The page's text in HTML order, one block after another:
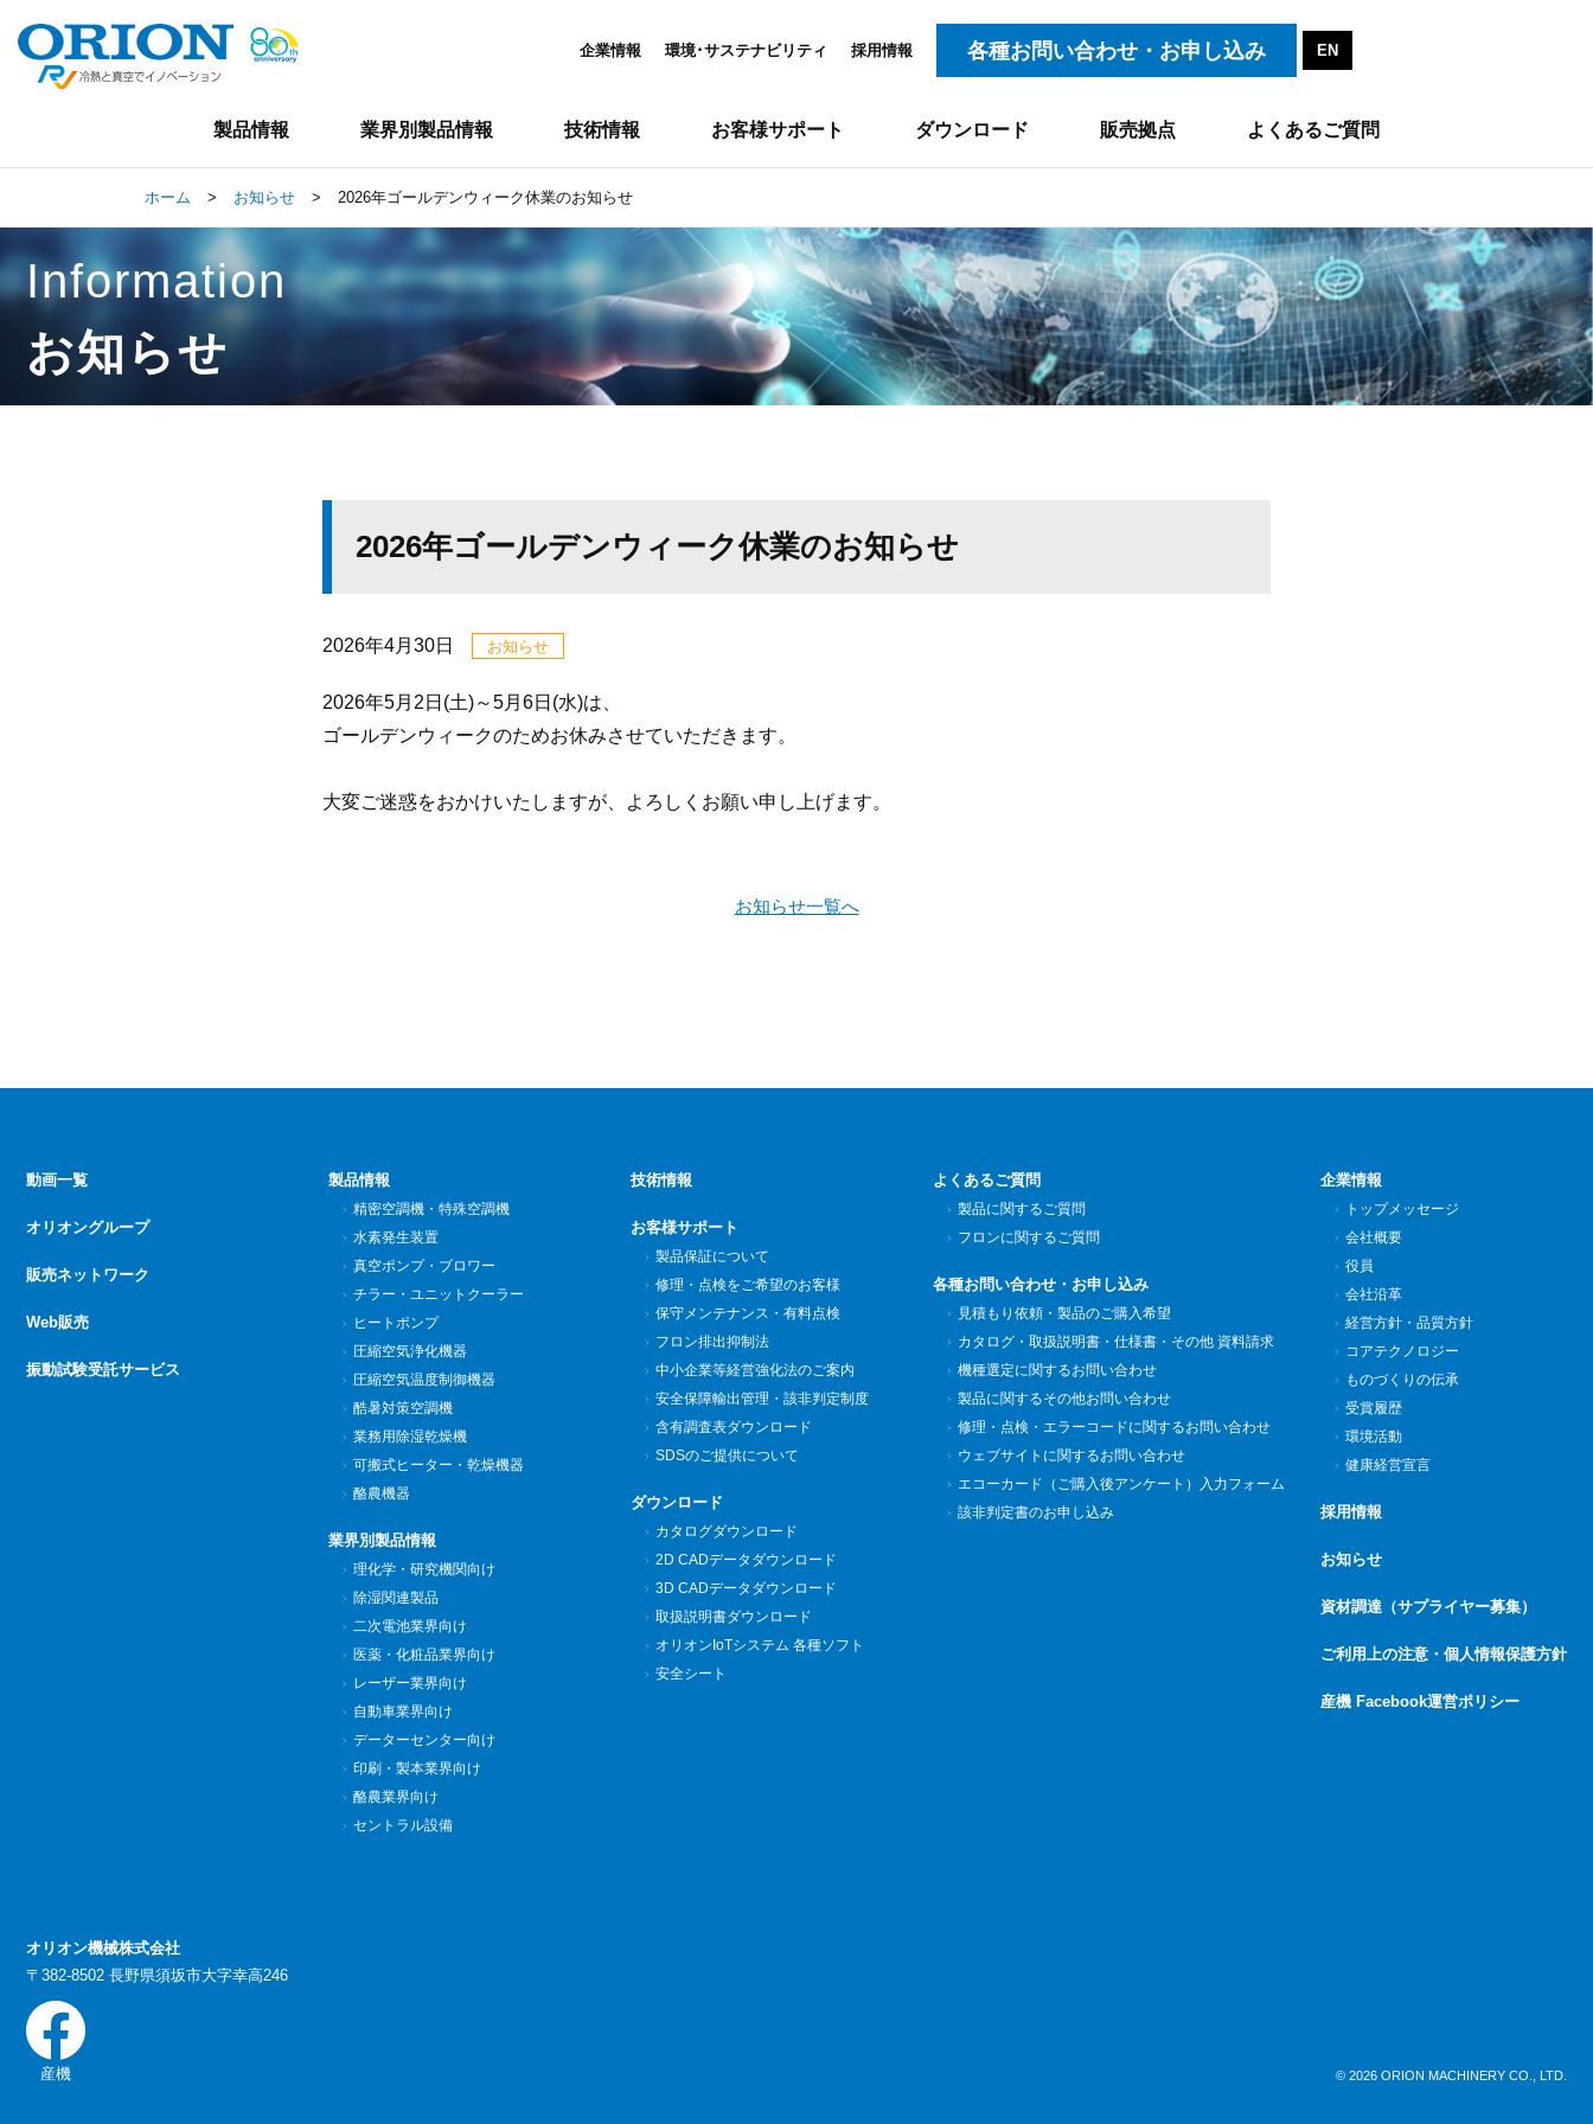
企業情報 環境･サステナビリティ 採用情報 各種お問い合わせ・お申し込み EN
製品情報 業界別製品情報 技術情報 お客様サポート ダウンロード 販売拠点 よくあるご質問
ホーム > お知らせ > 2026年ゴールデンウィーク休業のお知らせ
Information
お知らせ
2026年ゴールデンウィーク休業のお知らせ
2026年4月30日 お知らせ
2026年5月2日(土)～5月6日(水)は、
ゴールデンウィークのためお休みさせていただきます。
大変ご迷惑をおかけいたしますが、よろしくお願い申し上げます。
お知らせ一覧へ
動画一覧
オリオングループ
販売ネットワーク
Web販売
振動試験受託サービス
製品情報
精密空調機・特殊空調機
水素発生装置
真空ポンプ・ブロワー
チラー・ユニットクーラー
ヒートポンプ
圧縮空気浄化機器
圧縮空気温度制御機器
酷暑対策空調機
業務用除湿乾燥機
可搬式ヒーター・乾燥機器
酪農機器
業界別製品情報
理化学・研究機関向け
除湿関連製品
二次電池業界向け
医薬・化粧品業界向け
レーザー業界向け
自動車業界向け
データーセンター向け
印刷・製本業界向け
酪農業界向け
セントラル設備
技術情報
お客様サポート
製品保証について
修理・点検をご希望のお客様
保守メンテナンス・有料点検
フロン排出抑制法
中小企業等経営強化法のご案内
安全保障輸出管理・該非判定制度
含有調査表ダウンロード
SDSのご提供について
ダウンロード
カタログダウンロード
2D CADデータダウンロード
3D CADデータダウンロード
取扱説明書ダウンロード
オリオンIoTシステム 各種ソフト
安全シート
よくあるご質問
製品に関するご質問
フロンに関するご質問
各種お問い合わせ・お申し込み
見積もり依頼・製品のご購入希望
カタログ・取扱説明書・仕様書・その他 資料請求
機種選定に関するお問い合わせ
製品に関するその他お問い合わせ
修理・点検・エラーコードに関するお問い合わせ
ウェブサイトに関するお問い合わせ
エコーカード（ご購入後アンケート）入力フォーム
該非判定書のお申し込み
企業情報
トップメッセージ
会社概要
役員
会社沿革
経営方針・品質方針
コアテクノロジー
ものづくりの伝承
受賞履歴
環境活動
健康経営宣言
採用情報
お知らせ
資材調達（サプライヤー募集）
ご利用上の注意・個人情報保護方針
産機 Facebook運営ポリシー
オリオン機械株式会社
〒382-8502 長野県須坂市大字幸高246
産機 © 2026 ORION MACHINERY CO., LTD.